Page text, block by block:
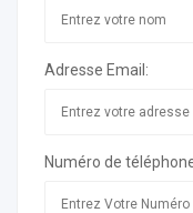
Adresse Email:
Numéro de